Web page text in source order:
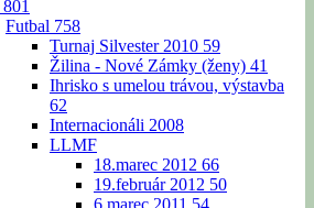
801
Futbal 758
Turnaj Silvester 2010 59
Žilina - Nové Zámky (ženy) 41
Ihrisko s umelou trávou, výstavba
62
Internacionáli 2008
LLMF
18.marec 2012 66
19.február 2012 50
6.marec 2011 54